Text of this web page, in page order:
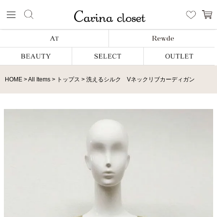
HOME All Items トップス 洗えるシルク Vネックリブカーディガン